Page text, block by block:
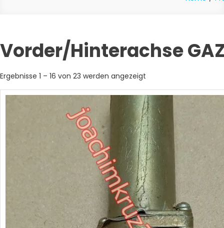
Vorder/Hinterachse
Ergebnisse 1 – 16 von 23 werden angezeigt
Aktualität
sortiert